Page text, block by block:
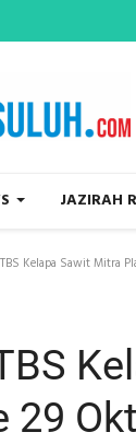
JAZIRAH
Kelapa Sawit Mitra
29